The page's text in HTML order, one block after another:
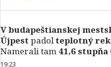
Vbudapeštianskej
Újpestpadolteplotný
Namerali tam 41,6 stupňa
19:23